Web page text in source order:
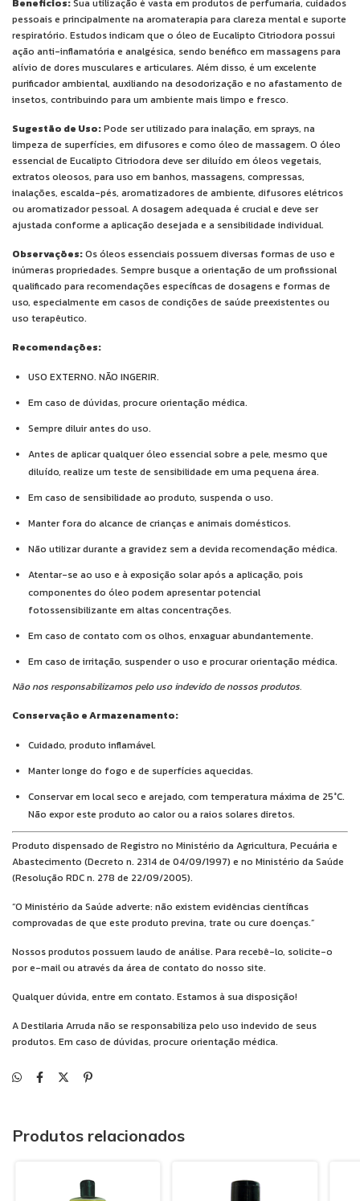
Benefícios:Sua utilização é vasta em produtos de perfumaria, cuidados
pessoais e principalmente na aromaterapia para clareza mental e suporte
respiratório. Estudos indicam que o óleo de Eucalipto Citriodora possui
ação anti-inflamatória e analgésica, sendo benéfico em massagens para
alívio de dores musculares e articulares. Além disso, é um excelente
purificador ambiental, auxiliando na desodorização e no afastamento de
insetos, contribuindo para um ambiente mais limpo e fresco.
Sugestão de Uso:Pode ser utilizado para inalação, em sprays, na
limpeza de superfícies, em difusores e como óleo de massagem. O óleo
essencial de Eucalipto Citriodora deve ser diluído em óleos vegetais,
extratos oleosos, para uso em banhos, massagens, compressas,
inalações, escalda-pés, aromatizadores de ambiente, difusores elétricos
ou aromatizador pessoal. A dosagem adequada é crucial e deve ser
ajustada conforme a aplicação desejada e a sensibilidade individual.
Observações:Os óleos essenciais possuem diversas formas de uso e
inúmeras propriedades. Sempre busque a orientação de um profissional
qualificado para recomendações específicas de dosagens e formas de
uso, especialmente em casos de condições de saúde preexistentes ou
uso terapêutico.
Recomendações:
USO EXTERNO. NÃO INGERIR.
Em caso de dúvidas, procure orientação médica.
Sempre diluir antes do uso.
Antes de aplicar qualquer óleo essencial sobre a pele, mesmo que
diluído, realize um teste de sensibilidade em uma pequena área.
Em caso de sensibilidade ao produto, suspenda o uso.
Manter fora do alcance de crianças e animais domésticos.
Não utilizar durante a gravidez sem a devida recomendação médica.
Atentar-se ao uso e à exposição solar após a aplicação, pois
componentes do óleo podem apresentar potencial
fotossensibilizante em altas concentrações.
Em caso de contato com os olhos, enxaguar abundantemente.
Em caso de irritação, suspender o uso e procurar orientação médica.
Não nos responsabilizamos pelo uso indevido de nossos produtos.
Conservação e Armazenamento:
Cuidado, produto inflamável.
Manter longe do fogo e de superfícies aquecidas.
Conservar em local seco e arejado, com temperatura máxima de 25°C.
Não expor este produto ao calor ou a raios solares diretos.
Produto dispensado de Registro no Ministério da Agricultura, Pecuária e
Abastecimento (Decreto n. 2314 de 04/09/1997) e no Ministério da Saúde
(Resolução RDC n. 278 de 22/09/2005).
“O Ministério da Saúde adverte: não existem evidências científicas
comprovadas de que este produto previna, trate ou cure doenças.”
Nossos produtos possuem laudo de análise. Para recebê-lo, solicite-o
por e-mail ou através da área de contato do nosso site.
Qualquer dúvida, entre em contato. Estamos à sua disposição!
A Destilaria Arruda não se responsabiliza pelo uso indevido de seus
produtos. Em caso de dúvidas, procure orientação médica.
Produtos relacionados